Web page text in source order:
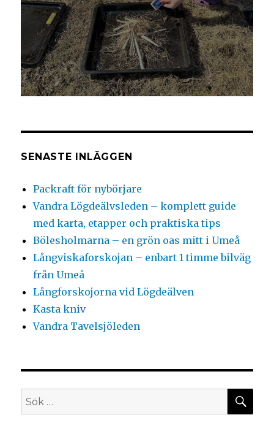
SENASTE INLÄGGEN
Packraft för nybörjare
Vandra Lögdeälvsleden – komplett guide
med karta, etapper och praktiska tips
Bölesholmarna – en grön oas mitt i Umeå
Långviskaforskojan – enbart 1 timme bilväg
från Umeå
Långforskojorna vid Lögdeälven
Kasta kniv
Vandra Tavelsjöleden